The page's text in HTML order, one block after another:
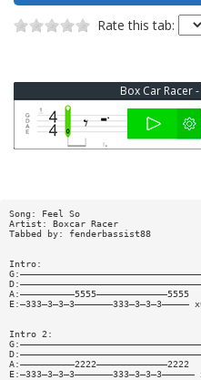
Rate this tab:
Box Car Racer
Song: Feel So
Artist: Boxcar Racer
Tabbed by: fenderbassist88
Intro:
A:——————————5555—————————————5555
E:—333—3—3—3———————333—3—3—3—————
Intro 2:
A:——————————2222—————————————2222
E:—333—3—3—3———————333—3—3—3——————